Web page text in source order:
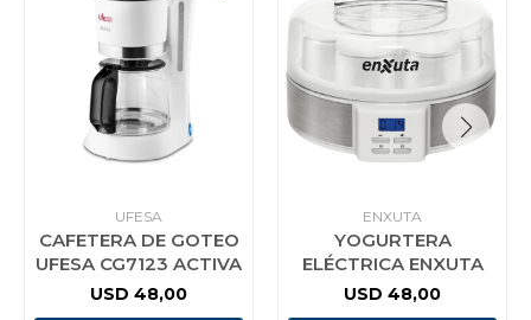
UFESA
CAFETERA DE GOTEO
UFESA CG7123 ACTIVA
USD 48,00
ENXUTA
YOGURTERA
ELÉCTRICA ENXUTA
USD 48,00